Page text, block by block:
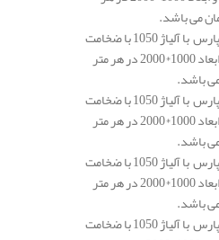
قیمت ورق آلومینیوم پارس با آلیاژ 1050 با ضخامت
1 میل با حالت شیت و ابعاد 1000*2000 در هر متر
قیمت ورق آلومینیوم پارس با آلیاژ 1050 با ضخامت
2 میل با حالت شیت و ابعاد 1000*2000 در هر متر
قیمت ورق آلومینیوم پارس با آلیاژ 1050 با ضخامت
3 میل با حالت شیت و ابعاد 1000*2000 در هر متر
قیمت ورق آلومینیوم پارس با آلیاژ 1050 با ضخامت